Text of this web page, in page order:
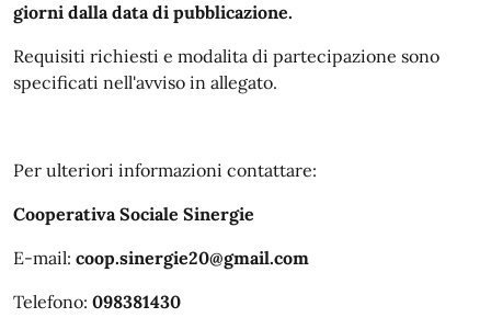
giorni dalla data di pubblicazione.
Requisiti richiesti e modalita di partecipazione sono
specificati nell'avviso in allegato.
Per ulteriori informazioni contattare:
Cooperativa Sociale Sinergie
E-mail: coop.sinergie20@gmail.com
Telefono: 098381430